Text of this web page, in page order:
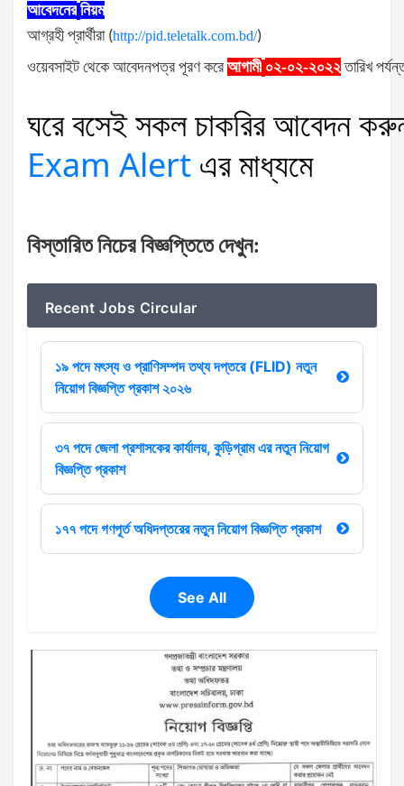
আবেদনের নিয়ম
আগ্রহী প্রার্থীরা(http://pid.teletalk.com.bd/)
ওয়েবসাইট থেকে আবেদনপত্র পূরণ করে আগামী ০২-০২-২০২২ তারিখ
ঘরে বসেই সকল চাকরির আবেদন
Exam Alert এর মাধ্যমে
বিস্তারিতনিচেরবিজ্ঞপ্তিতে দেখুন:
Recent Jobs Circular
১৯ পদে মৎস্য ও প্রাণিসম্পদ তথ্য দপ্তরে (FLID) নতুন
নিয়োগ বিজ্ঞপ্তি প্রকাশ ২০২৬
৩৭ পদে জেলা প্রশাসকের কার্যালয়, কুড়িগ্রাম এর নতুন নিয়োগ
বিজ্ঞপ্তি প্রকাশ
১৭৭ পদে গণপূর্ত অধিদপ্তরের নতুন নিয়োগ বিজ্ঞপ্তি প্রকাশ
See All